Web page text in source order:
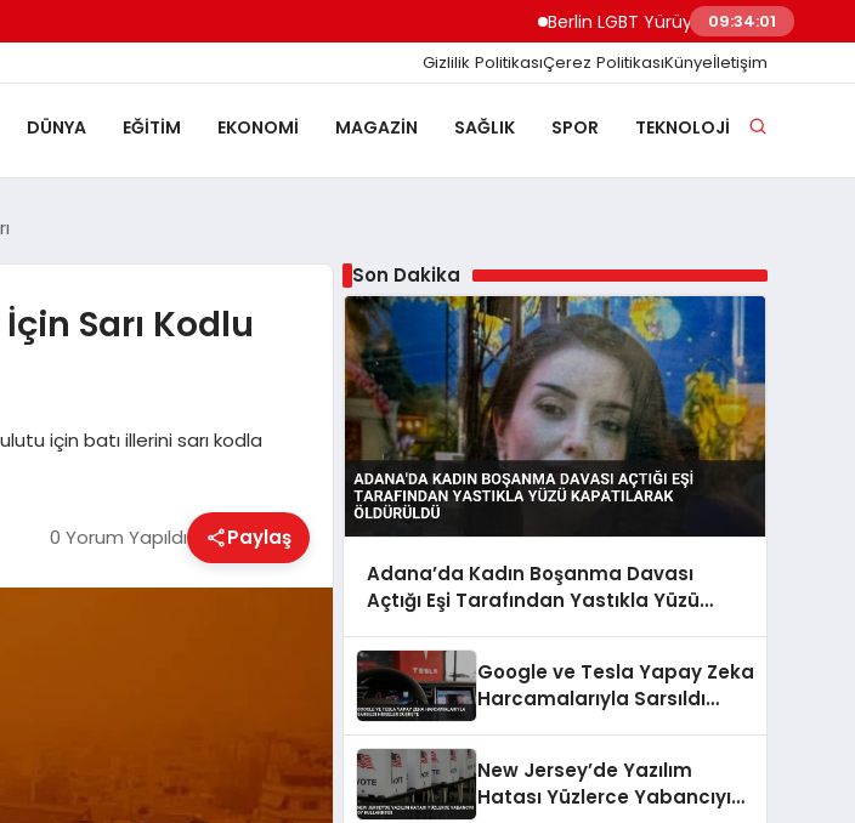
Berlin LGBT Yürüyüşünde Minibüs
09:34:02
Gizlilik PolitikasıÇerez PolitikasıKünyeİletişim
DÜNYA EĞITIM EKONOMI MAGAZIN SAĞLIK SPOR TEKNOLOJI
Sarı Kodlu
için batı illerini sarı kodla
0 Yorum Yapıldı Paylaş
Son Dakika
Adana’da Kadın Boşanma Davası
Açtığı Eşi Tarafından Yastıkla Yüzü
Google ve Tesla Yapay Zeka
Harcamalarıyla Sarsıldı
New Jersey’de Yazılım
Hatası Yüzlerce Yabancıyı